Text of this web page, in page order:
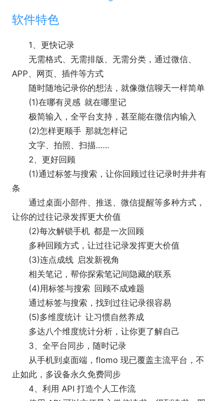
软件特色
1、更快记录
无需格式、无需排版、无需分类，通过微信、
APP、网页、插件等方式
随时随地记录你的想法，就像微信聊天一样简单
(1)在哪有灵感 就在哪里记
极简输入，全平台支持，甚至能在微信内输入
(2)怎样更顺手 那就怎样记
文字、拍照、扫描……
2、更好回顾
(1)通过标签与搜索，让你回顾过往记录时井井有
条
通过桌面小部件、推送、微信提醒等多种方式，
让你的过往记录发挥更大价值
(2)每次解锁手机 都是一次回顾
多种回顾方式，让过往记录发挥更大价值
(3)连点成线 启发新视角
相关笔记，帮你探索笔记间隐藏的联系
(4)用标签与搜索 回顾不成难题
通过标签与搜索，找到过往记录很容易
(5)多维度统计 让习惯自然养成
多达八个维度统计分析，让你更了解自己
3、全平台同步，随时记录
从手机到桌面端，flomo 现已覆盖主流平台，不
止如此，多设备永久免费同步
4、利用 API 打造个人工作流